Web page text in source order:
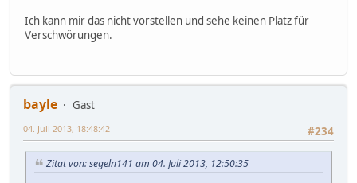
Ich kann mir das nicht vorstellen und sehe keinen Platz für
Verschwörungen.
bayle
Gast
#234
04. Juli 2013, 18:48:42
Zitat von: segeln141 am 04. Juli 2013, 12:50:35